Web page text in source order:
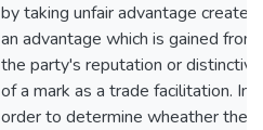
by taking unfair advantage creates
an advantage which is gained from
the party's reputation or distinctive
of a mark as a trade facilitation. In
order to determine wheather the